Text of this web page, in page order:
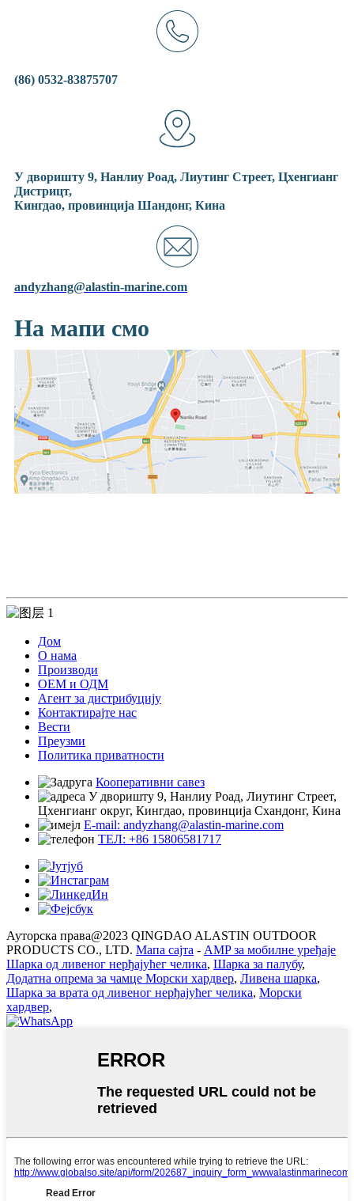
(86) 0532-83875707
У дворишту 9, Нанлиу Роад, Лиутинг Стреет, Цхенгианг
Дистрицт,
Кингдао, провинција Шандонг, Кина
andyzhang@alastin-marine.com
На мапи смо
Дом
О нама
Производи
ОЕМ и ОДМ
Агент за дистрибуцију
Контактирајте нас
Вести
Преузми
Политика приватности
Кооперативни савез
У дворишту 9, Нанлиу Роад, Лиутинг Стреет,
Цхенгианг округ, Кингдао, провинција Схандонг, Кина
E-mail: andyzhang@alastin-marine.com
ТЕЛ: +86 15806581717
Ауторска права@2023 QINGDAO ALASTIN OUTDOOR
PRODUCTS CO., LTD. Мапа сајта - AMP за мобилне уређаје
Шарка од ливеног нерђајућег челика, Шарка за палубу,
Додатна опрема за чамце Морски хардвер, Ливена шарка,
Шарка за врата од ливеног нерђајућег челика, Морски
хардвер,